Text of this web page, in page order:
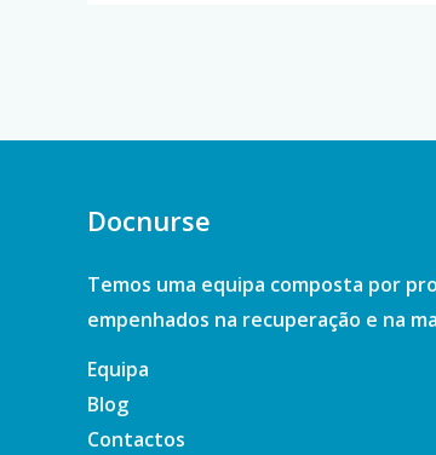
Docnurse
Temos uma equipa composta por
empenhados na recuperação e na
Equipa
Blog
Contactos